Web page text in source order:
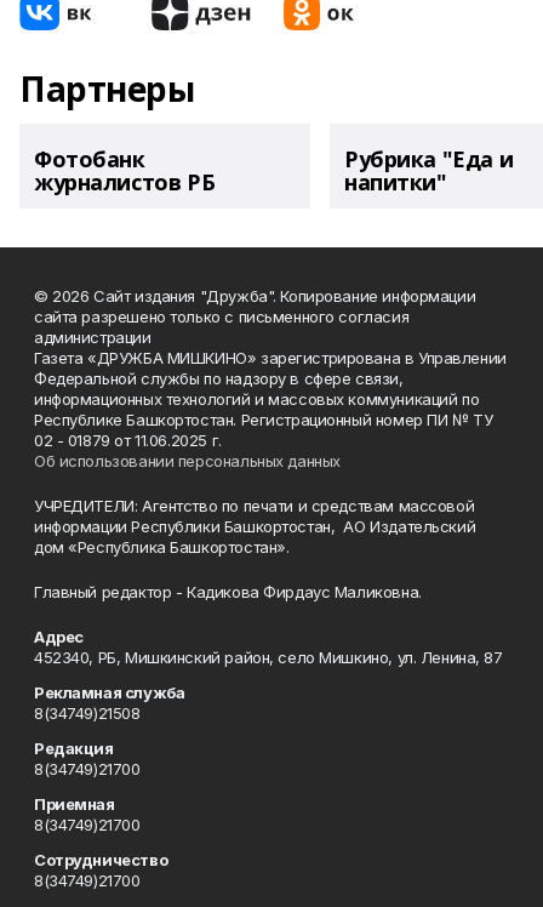
Партнеры
Фотобанк
журналистов РБ
Рубрика "Еда и
напитки"
© 2026 Сайт издания "Дружба". Копирование информации
сайта разрешено только с письменного согласия
администрации
Газета «ДРУЖБА МИШКИНО» зарегистрирована в Управлении
Федеральной службы по надзору в сфере связи,
информационных технологий и массовых коммуникаций по
Республике Башкортостан. Регистрационный номер ПИ № ТУ
02 - 01879 от 11.06.2025 г.
Об использовании персональных данных
УЧРЕДИТЕЛИ: Агентство по печати и средствам массовой
информации Республики Башкортостан, АО Издательский
дом «Республика Башкортостан».
Главный редактор - Кадикова Фирдаус Маликовна.
Адрес
452340, РБ, Мишкинский район, село Мишкино, ул. Ленина, 87
Рекламная служба
8(34749)21508
Редакция
8(34749)21700
Приемная
8(34749)21700
Сотрудничество
8(34749)21700